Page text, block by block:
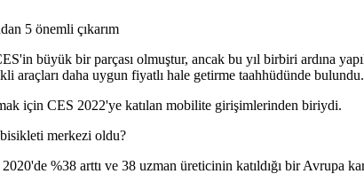
5 önemli çıkarım
büyük bir parçası olmuştur, ancak bu yıl birbiri ardına
araçları daha uygun fiyatlı hale getirme taahhüdünde
için CES 2022'ye katılan mobilite girişimlerinden biriydi.
merkezi oldu?
%38 arttı ve 38 uzman üreticinin katıldığı bir Avrupa